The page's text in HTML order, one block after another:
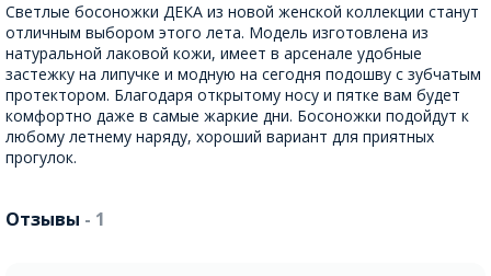
Светлые босоножки ДЕКА из новой женской коллекции станут
отличным выбором этого лета. Модель изготовлена из
натуральной лаковой кожи, имеет в арсенале удобные
застежку на липучке и модную на сегодня подошву с зубчатым
протектором. Благодаря открытому носу и пятке вам будет
комфортно даже в самые жаркие дни. Босоножки подойдут к
любому летнему наряду, хороший вариант для приятных
прогулок.
Отзывы - 1